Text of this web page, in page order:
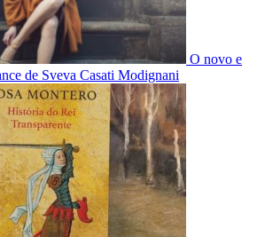
O novo e
de Sveva Casati Modignani